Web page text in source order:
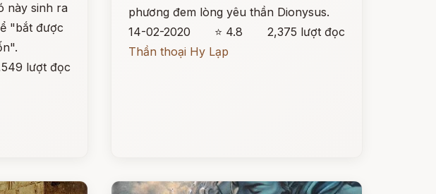
này sinh ra
"bắt được
lượt đọc
phương đem lòng yêu thần Dionysus.
14-02-2020
⭐ 4.8
2,375 lượt đọc
Thần thoại Hy Lạp